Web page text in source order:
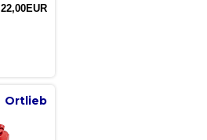
22,00EUR
Ortlieb